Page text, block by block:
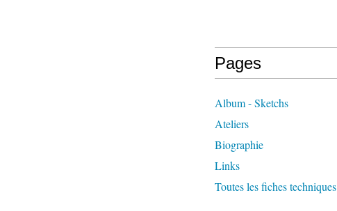
Pages
Album - Sketchs
Ateliers
Biographie
Links
Toutes les fiches techniques